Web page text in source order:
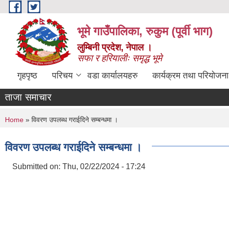
Skip to main content
भूमे गाउँपालिका, रुकुम (पूर्वी भाग)
लुम्बिनी प्रदेश, नेपाल ।
सफा र हरियालीः समृद्ध भूमे
गृहपृष्ठ परिचय वडा कार्यालयहरु कार्यक्रम तथा परियोजना
ताजा समाचार
You are here
Home » विवरण उपलब्ध गराईदिने सम्बन्धमा ।
विवरण उपलब्ध गराईदिने सम्बन्धमा ।
Submitted on: Thu, 02/22/2024 - 17:24